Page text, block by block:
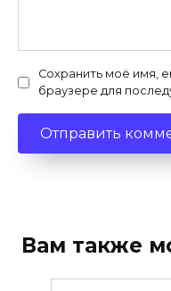
Сохранить моё имя,
браузере для
Вам также